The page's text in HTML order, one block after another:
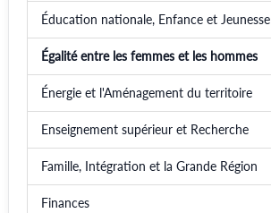
Éducation nationale, Enfance et Jeunesse
Égalité entre les femmes et les hommes
Énergie et l'Aménagement du territoire
Enseignement supérieur et Recherche
Famille, Intégration et la Grande Région
Finances